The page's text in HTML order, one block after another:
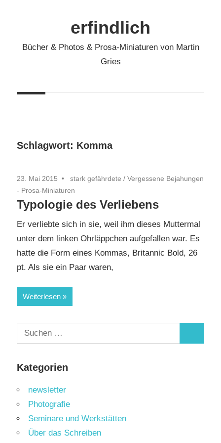
erfindlich
Bücher & Photos & Prosa-Miniaturen von Martin
Gries
Schlagwort: Komma
23. Mai 2015 stark gefährdete / Vergessene Bejahungen
- Prosa-Miniaturen
Typologie des Verliebens
Er verliebte sich in sie, weil ihm dieses Muttermal
unter dem linken Ohrläppchen aufgefallen war. Es
hatte die Form eines Kommas, Britannic Bold, 26
pt. Als sie ein Paar waren,
Weiterlesen
Suchen
nach:
Kategorien
newsletter
Photografie
Seminare und Werkstätten
Über das Schreiben